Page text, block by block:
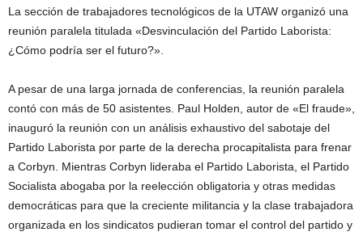
La sección de trabajadores tecnológicos de la UTAW organizó una
reunión paralela titulada «Desvinculación del Partido Laborista:
¿Cómo podría ser el futuro?».
A pesar de una larga jornada de conferencias, la reunión paralela
contó con más de 50 asistentes. Paul Holden, autor de «El fraude»,
inauguró la reunión con un análisis exhaustivo del sabotaje del
Partido Laborista por parte de la derecha procapitalista para frenar
a Corbyn. Mientras Corbyn lideraba el Partido Laborista, el Partido
Socialista abogaba por la reelección obligatoria y otras medidas
democráticas para que la creciente militancia y la clase trabajadora
organizada en los sindicatos pudieran tomar el control del partido y